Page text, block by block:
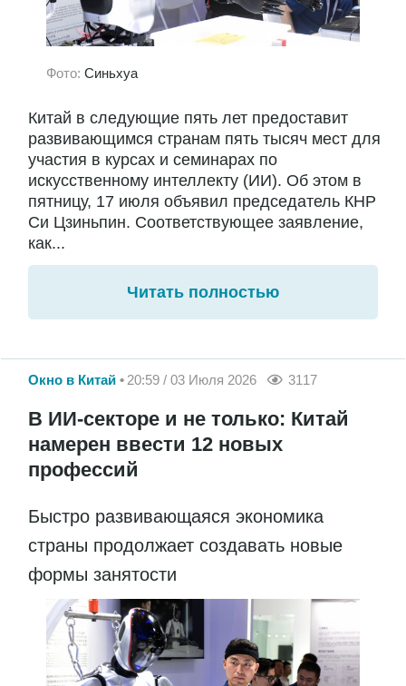
Фото: Синьхуа
Китай в следующие пять лет предоставит
развивающимся странам пять тысяч мест для
участия в курсах и семинарах по
искусственному интеллекту (ИИ). Об этом в
пятницу, 17 июля объявил председатель КНР
Си Цзиньпин. Соответствующее заявление,
как...
Читать полностью
Окно в Китай 20:59 / 03 Июля 2026 3117
В ИИ-секторе и не только: Китай
намерен ввести 12 новых
профессий
Быстро развивающаяся экономика
страны продолжает создавать новые
формы занятости